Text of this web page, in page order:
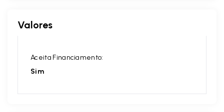
Valores
Aceita Financiamento:
Sim